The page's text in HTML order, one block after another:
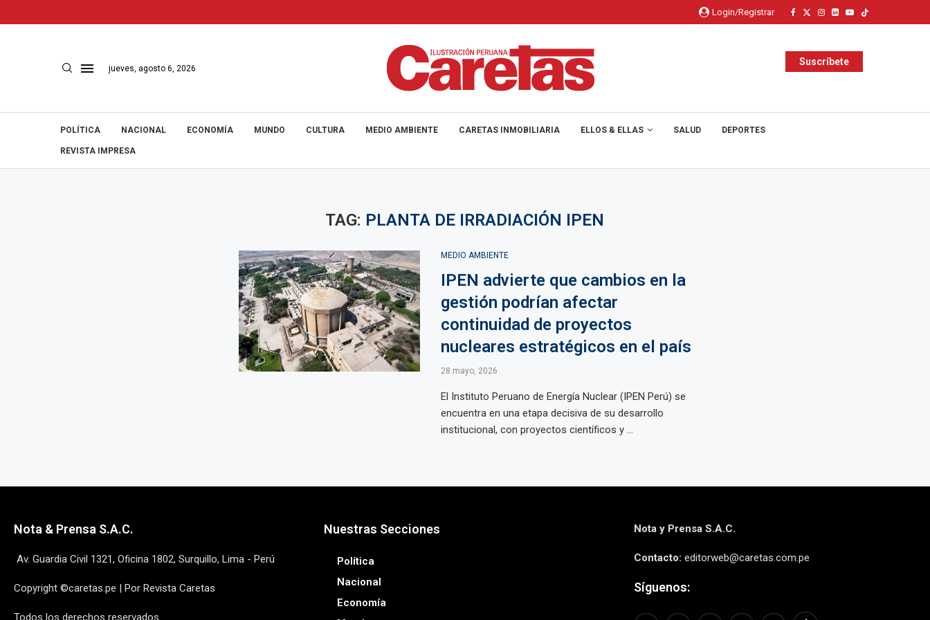
Login/Registrar
jueves, agosto 6, 2026
Suscríbete
POLÍTICA NACIONAL ECONOMÍA MUNDO CULTURA MEDIO AMBIENTE CARETAS INMOBILIARIA ELLOS & ELLAS SALUD DEPORTES
REVISTA IMPRESA
TAG: PLANTA DE IRRADIACIÓN IPEN
MEDIO AMBIENTE
IPEN advierte que cambios en la
gestión podrían afectar
continuidad de proyectos
nucleares estratégicos en el país
28 mayo, 2026
El Instituto Peruano de Energía Nuclear (IPEN Perú) se
encuentra en una etapa decisiva de su desarrollo
institucional, con proyectos científicos y ...
Nota & Prensa S.A.C.
Av. Guardia Civil 1321, Oficina 1802, Surquillo, Lima - Perú
Copyright ©caretas.pe | Por Revista Caretas
Todos los derechos reservados
Nuestras Secciones
Política
Nacional
Economía
Nota y Prensa S.A.C.
Contacto: editorweb@caretas.com.pe
Síguenos: